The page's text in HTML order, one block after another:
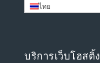
ไทย
บริการเว็บโฮสติ้ง